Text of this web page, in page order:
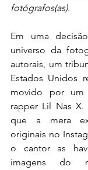
fotógrafos(as).
Em uma
universo da
autorais, um
Estados Unidos
movido por
rapper Lil Nas
que a mera
originais no
o cantor as
imagens do